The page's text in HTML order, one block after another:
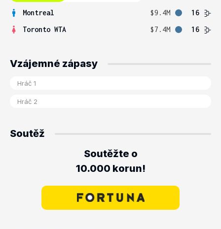
Montreal $9.4M
16
Toronto WTA
$7.4M 16
Vzájemné zápasy
Soutěž
Soutěžte o
10.000 korun!